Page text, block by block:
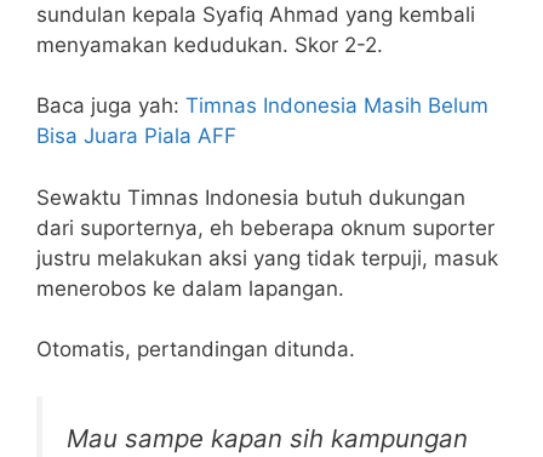
sundulan kepala Syafiq Ahmad yang kembali
menyamakan kedudukan. Skor 2-2.
Baca juga yah: Timnas Indonesia Masih Belum
Bisa Juara Piala AFF
Sewaktu Timnas Indonesia butuh dukungan
dari suporternya, eh beberapa oknum suporter
justru melakukan aksi yang tidak terpuji, masuk
menerobos ke dalam lapangan.
Otomatis, pertandingan ditunda.
Mau sampe kapan sih kampungan